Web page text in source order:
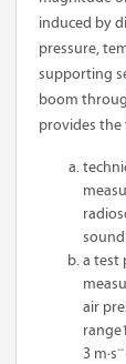
induced by
pressure,
supporting
boom
provides
a test
air
range
3 m∙s